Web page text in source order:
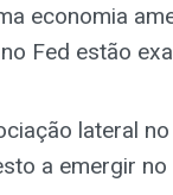
economia
Fed estão
lateral
a emergir